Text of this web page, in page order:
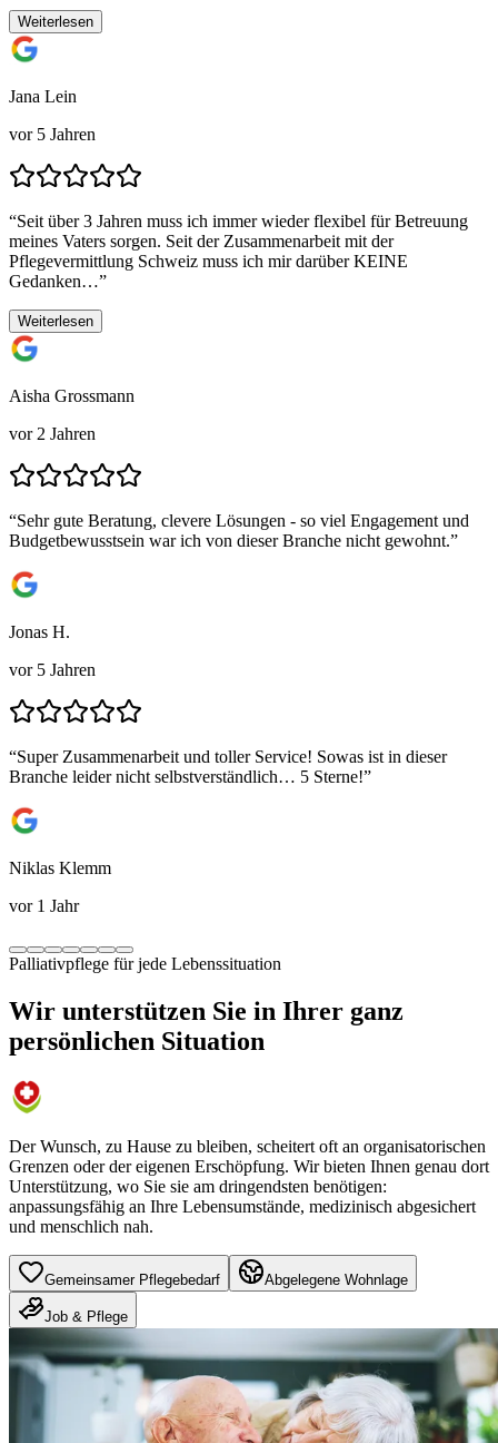
Weiterlesen
Jana Lein
vor 5 Jahren
“Seit über 3 Jahren muss ich immer wieder flexibel für Betreuung
meines Vaters sorgen. Seit der Zusammenarbeit mit der
Pflegevermittlung Schweiz muss ich mir darüber KEINE
Gedanken…”
Weiterlesen
Aisha Grossmann
vor 2 Jahren
“Sehr gute Beratung, clevere Lösungen - so viel Engagement und
Budgetbewusstsein war ich von dieser Branche nicht gewohnt.”
Jonas H.
vor 5 Jahren
“Super Zusammenarbeit und toller Service! Sowas ist in dieser
Branche leider nicht selbstverständlich… 5 Sterne!”
Niklas Klemm
vor 1 Jahr
Palliativpflege für jede Lebenssituation
Wir unterstützen Sie in Ihrer ganz
persönlichen Situation
Der Wunsch, zu Hause zu bleiben, scheitert oft an organisatorischen
Grenzen oder der eigenen Erschöpfung. Wir bieten Ihnen genau dort
Unterstützung, wo Sie sie am dringendsten benötigen:
anpassungsfähig an Ihre Lebensumstände, medizinisch abgesichert
und menschlich nah.
Gemeinsamer Pflegebedarf Abgelegene Wohnlage
Job & Pflege